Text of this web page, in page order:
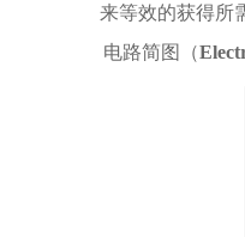
来等效的获得所
电路简图（